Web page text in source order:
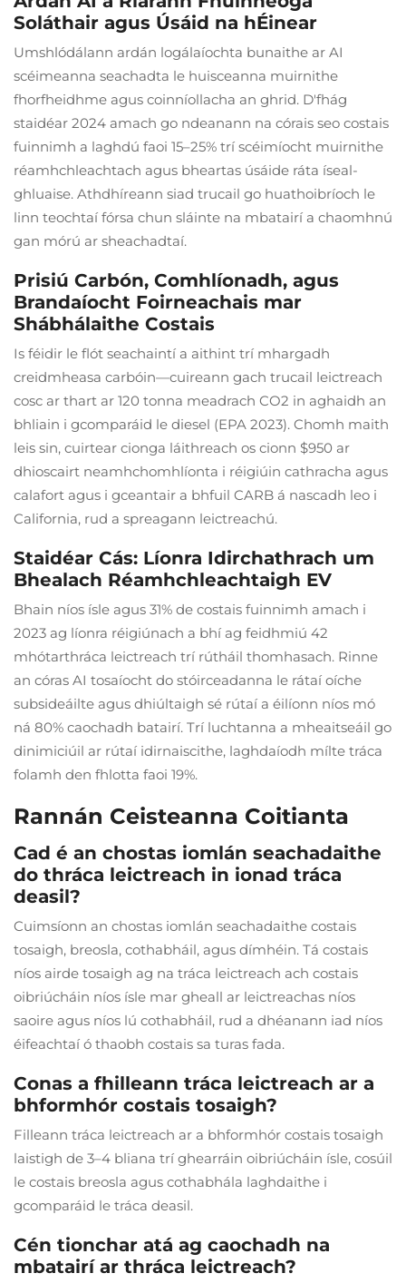
Soláthair agus Úsáid na hÉinear
Umshlódálann ardán logálaíochta bunaithe ar AI
scéimeanna seachadta le huisceanna muirnithe
fhorfheidhme agus coinníollacha an ghrid. D'fhág
staidéar 2024 amach go ndeanann na córais seo costais
fuinnimh a laghdú faoi 15–25% trí scéimíocht muirnithe
réamhchleachtach agus bheartas úsáide ráta íseal-
ghluaise. Athdhíreann siad trucail go huathoibríoch le
linn teochtaí fórsa chun sláinte na mbatairí a chaomhnú
gan mórú ar sheachadtaí.
Prisiú Carbón, Comhlíonadh, agus
Brandaíocht Foirneachais mar
Shábhálaithe Costais
Is féidir le flót seachaintí a aithint trí mhargadh
creidmheasa carbóin—cuireann gach trucail leictreach
cosc ar thart ar 120 tonna meadrach CO2 in aghaidh an
bhliain i gcomparáid le diesel (EPA 2023). Chomh maith
leis sin, cuirtear cionga láithreach os cionn $950 ar
dhioscairt neamhchomhlíonta i réigiúin cathracha agus
calafort agus i gceantair a bhfuil CARB á nascadh leo i
California, rud a spreagann leictreachú.
Staidéar Cás: Líonra Idirchathrach um
Bhealach Réamhchleachtaigh EV
Bhain níos ísle agus 31% de costais fuinnimh amach i
2023 ag líonra réigiúnach a bhí ag feidhmiú 42
mhótarthráca leictreach trí rútháil thomhasach. Rinne
an córas AI tosaíocht do stóirceadanna le rátaí oíche
subsideáilte agus dhiúltaigh sé rútaí a éilíonn níos mó
ná 80% caochadh batairí. Trí luchtanna a mheaitseáil go
dinimiciúil ar rútaí idirnaiscithe, laghdaíodh mílte tráca
folamh den fhlotta faoi 19%.
Rannán Ceisteanna Coitianta
Cad é an chostas iomlán seachadaithe
do thráca leictreach in ionad tráca
deasil?
Cuimsíonn an chostas iomlán seachadaithe costais
tosaigh, breosla, cothabháil, agus dímhéin. Tá costais
níos airde tosaigh ag na tráca leictreach ach costais
oibriúcháin níos ísle mar gheall ar leictreachas níos
saoire agus níos lú cothabháil, rud a dhéanann iad níos
éifeachtaí ó thaobh costais sa turas fada.
Conas a fhilleann tráca leictreach ar a
bhformhór costais tosaigh?
Filleann tráca leictreach ar a bhformhór costais tosaigh
laistigh de 3–4 bliana trí ghearráin oibriúcháin ísle, cosúil
le costais breosla agus cothabhála laghdaithe i
gcomparáid le tráca deasil.
Cén tionchar atá ag caochadh na
mbatairí ar thráca leictreach?